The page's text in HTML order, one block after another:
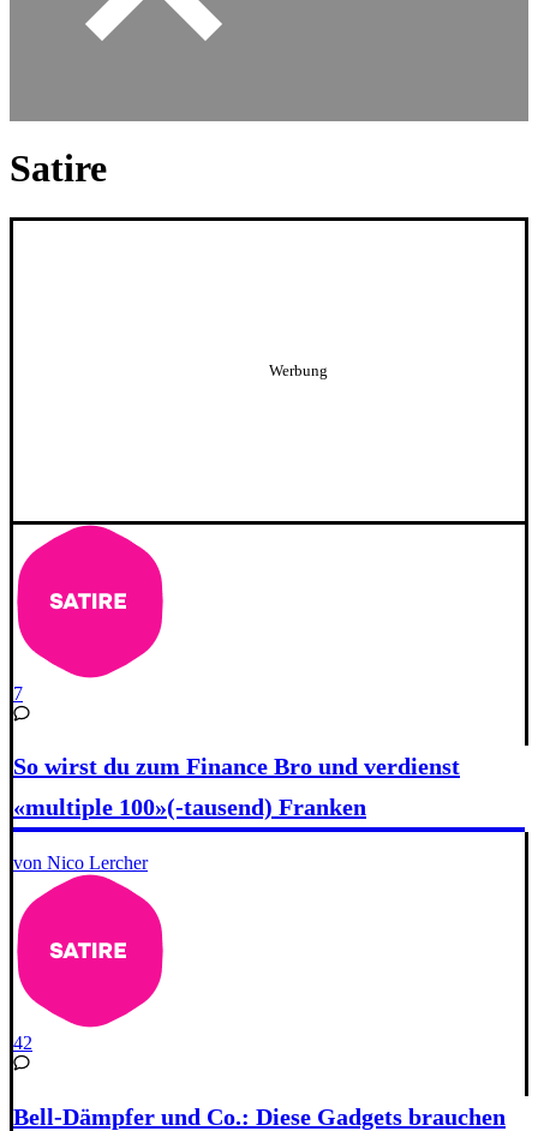
Satire
7
So wirst du zum Finance Bro und verdienst
«multiple 100»(-tausend) Franken
von Nico Lercher
42
Bell-Dämpfer und Co.: Diese Gadgets brauchen